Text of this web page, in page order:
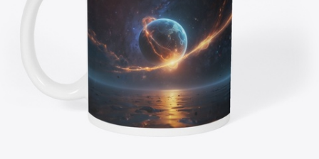
Vendez partout
Vendre n'importe quoi